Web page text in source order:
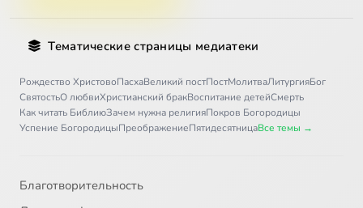
Тематические страницы медиатеки
Рождество ХристовоПасхаВеликий постПостМолитваЛитургияБог
СвятостьО любвиХристианский бракВоспитание детейСмерть
Как читать БиблиюЗачем нужна религияПокров Богородицы
Успение БогородицыПреображениеПятидесятницаВсе темы →
Благотворительность